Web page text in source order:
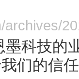
墨科技的
们的信